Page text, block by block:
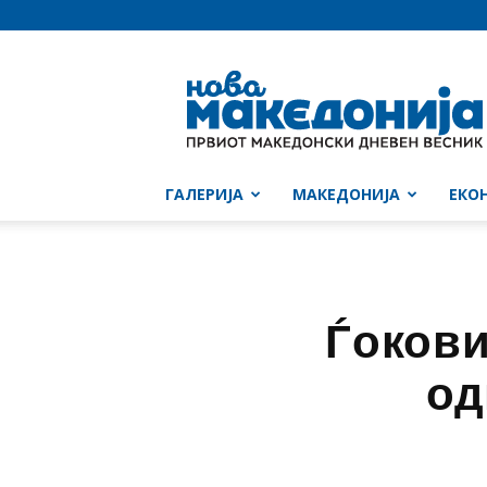
Македонија
ГАЛЕРИЈА МАКЕДОНИЈА